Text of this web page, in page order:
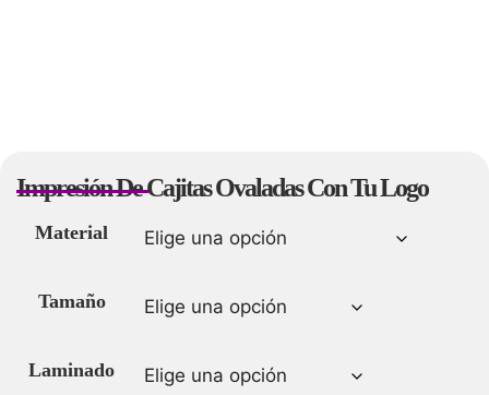
Impresión De Cajitas Ovaladas Con Tu Logo
Material
Tamaño
Laminado